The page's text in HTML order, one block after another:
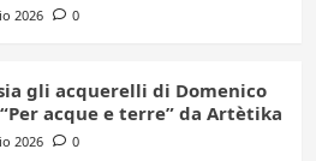
2026 0
gli acquerelli di Domenico
acque e terre” da Artètika
2026 0